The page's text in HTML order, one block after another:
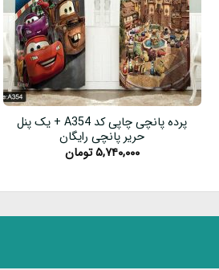
پرده پانچی چاپی کد A354 + یک پنل
حریر پانچی رایگان
۵,۷۴۰,۰۰۰تومان